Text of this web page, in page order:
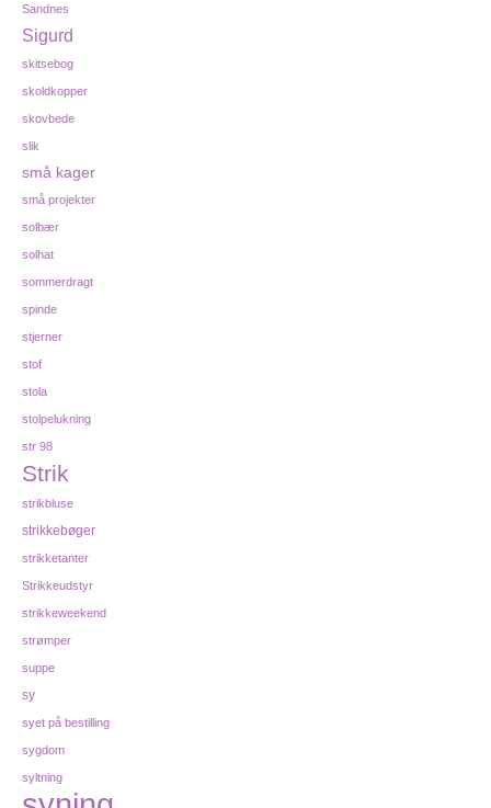
Sandnes
Sigurd
skitsebog
skoldkopper
skovbede
slik
små kager
små projekter
solbær
solhat
sommerdragt
spinde
stjerner
stof
stola
stolpelukning
str 98
Strik
strikbluse
strikkebøger
strikketanter
Strikkeudstyr
strikkeweekend
strømper
suppe
sy
syet på bestilling
sygdom
syltning